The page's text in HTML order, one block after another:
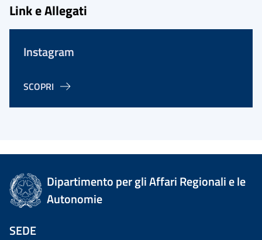
Link e Allegati
Instagram
SCOPRI
Dipartimento per gli Affari Regionali e le
Autonomie
SEDE